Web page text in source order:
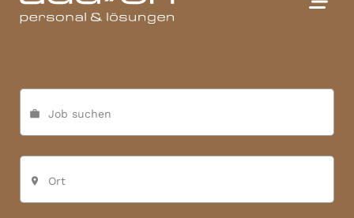
work Job suchen
place Ort